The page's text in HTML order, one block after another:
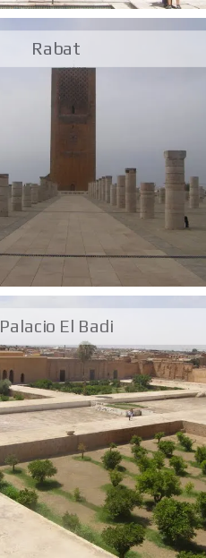
Rabat
Palacio El Badi